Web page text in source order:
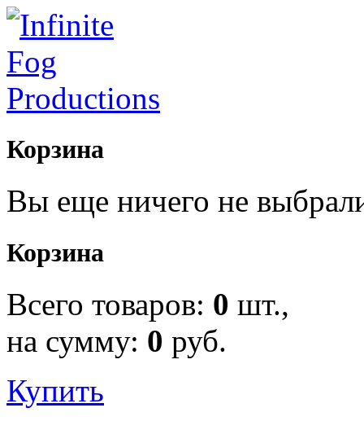
Корзина
Вы еще ничего не
Корзина
Всего товаров: 0 шт.,
на сумму: 0 руб.
Купить